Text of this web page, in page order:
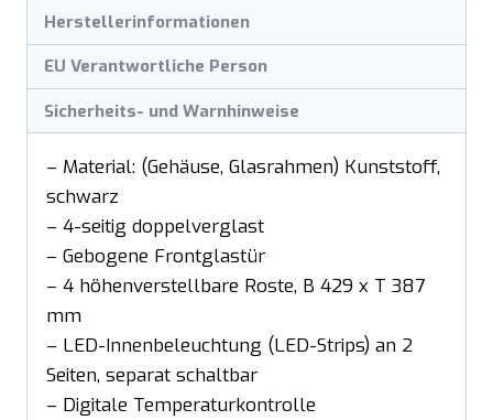
Herstellerinformationen
EU Verantwortliche Person
Sicherheits- und Warnhinweise
– Material: (Gehäuse, Glasrahmen) Kunststoff,
schwarz
– 4-seitig doppelverglast
– Gebogene Frontglastür
– 4 höhenverstellbare Roste, B 429 x T 387
mm
– LED-Innenbeleuchtung (LED-Strips) an 2
Seiten, separat schaltbar
– Digitale Temperaturkontrolle